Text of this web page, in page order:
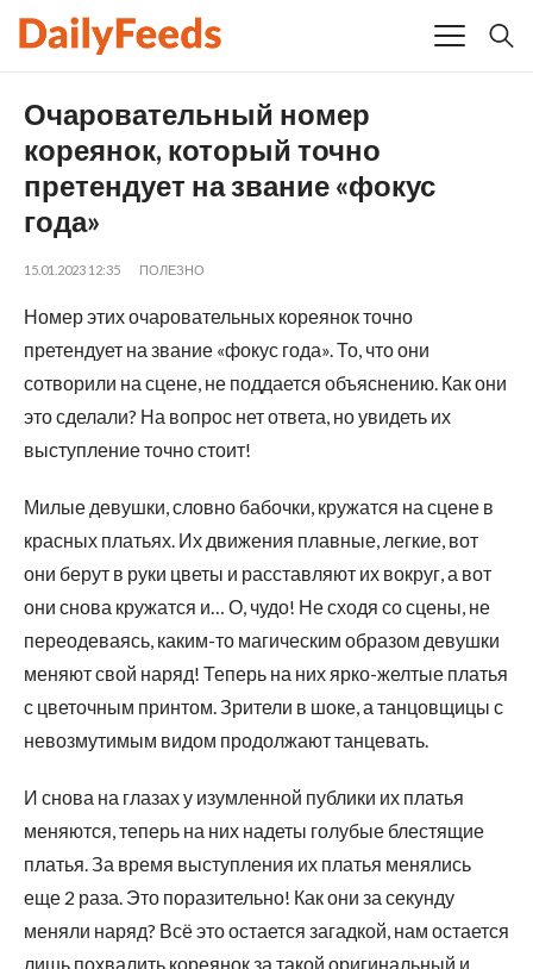
Очаровательный номер
кореянок, который точно
претендует на звание «фокус
года»
15.01.2023 12:35 ПОЛЕЗНО
Номер этих очаровательных кореянок точно
претендует на звание «фокус года». То, что они
сотворили на сцене, не поддается объяснению. Как они
это сделали? На вопрос нет ответа, но увидеть их
выступление точно стоит!
Милые девушки, словно бабочки, кружатся на сцене в
красных платьях. Их движения плавные, легкие, вот
они берут в руки цветы и расставляют их вокруг, а вот
они снова кружатся и… О, чудо! Не сходя со сцены, не
переодеваясь, каким-то магическим образом девушки
меняют свой наряд! Теперь на них ярко-желтые платья
с цветочным принтом. Зрители в шоке, а танцовщицы с
невозмутимым видом продолжают танцевать.
И снова на глазах у изумленной публики их платья
меняются, теперь на них надеты голубые блестящие
платья. За время выступления их платья менялись
еще 2 раза. Это поразительно! Как они за секунду
меняли наряд? Всё это остается загадкой, нам остается
лишь похвалить кореянок за такой оригинальный и